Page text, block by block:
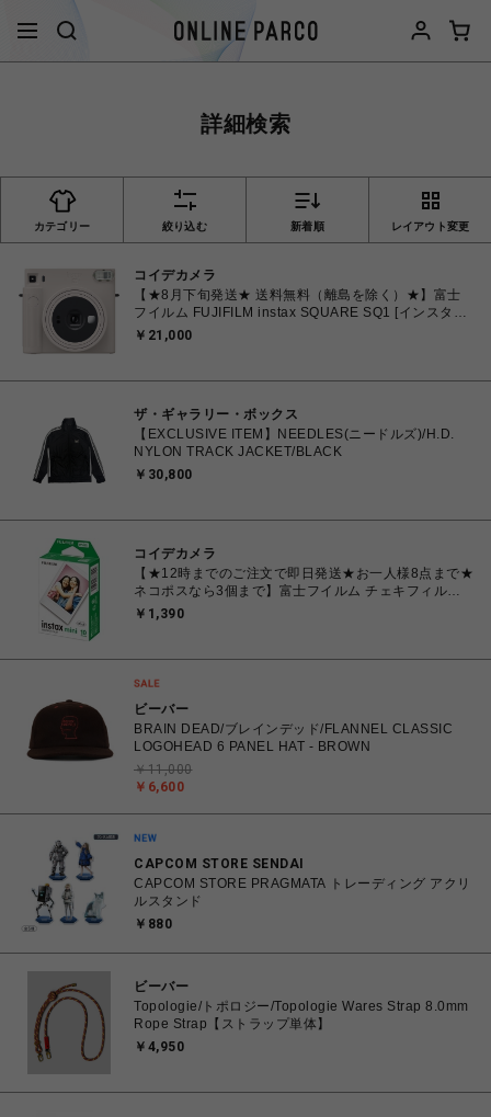
詳細検索
カテゴリー 絞り込む 新着順 レイアウト変更
コイデカメラ
【★8月下旬発送★ 送料無料（離島を除く）★】富士
フイルム FUJIFILM instax SQUARE SQ1 [インスタン
トカメラ チェキスクエア チョークホワイト
￥21,000
ザ・ギャラリー・ボックス
【EXCLUSIVE ITEM】NEEDLES(ニードルズ)/H.D.
NYLON TRACK JACKET/BLACK
￥30,800
コイデカメラ
【★12時までのご注文で即日発送★お一人様8点まで★
ネコポスなら3個まで】富士フイルム チェキフィル
ム FUJIFILM INSTAX MINI JP1 [ チェキ instax mini
￥1,390
ビーバー
BRAIN DEAD/ブレインデッド/FLANNEL CLASSIC
LOGOHEAD 6 PANEL HAT - BROWN
￥6,600
￥11,000
CAPCOM STORE SENDAI
CAPCOM STORE PRAGMATA トレーディング アクリ
ルスタンド
￥880
ビーバー
Topologie/トポロジー/Topologie Wares Strap 8.0mm
Rope Strap【ストラップ単体】
￥4,950